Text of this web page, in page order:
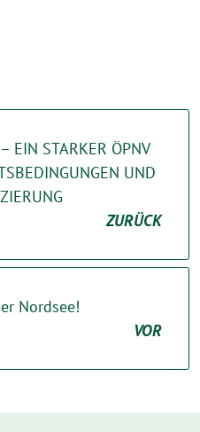
EIN STARKER ÖPNV
UND
ZURÜCK
Nordsee!
VOR